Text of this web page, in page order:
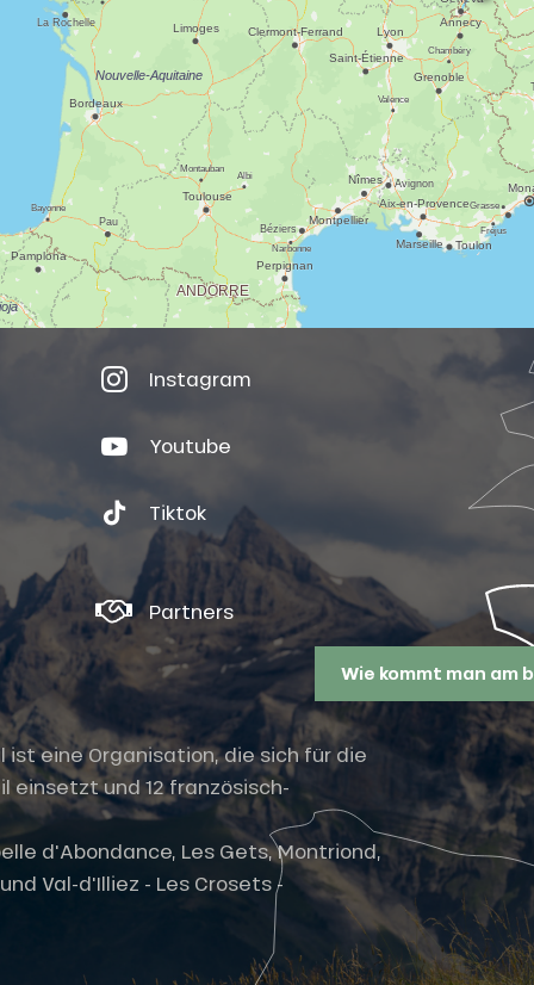
Instagram
Youtube
Tiktok
Partners
eine Organisation, die sich für die
einsetzt und 12 französisch-
d'Abondance, Les Gets, Montriond,
Val-d'Illiez - Les Crosets -
Wie kommt man am